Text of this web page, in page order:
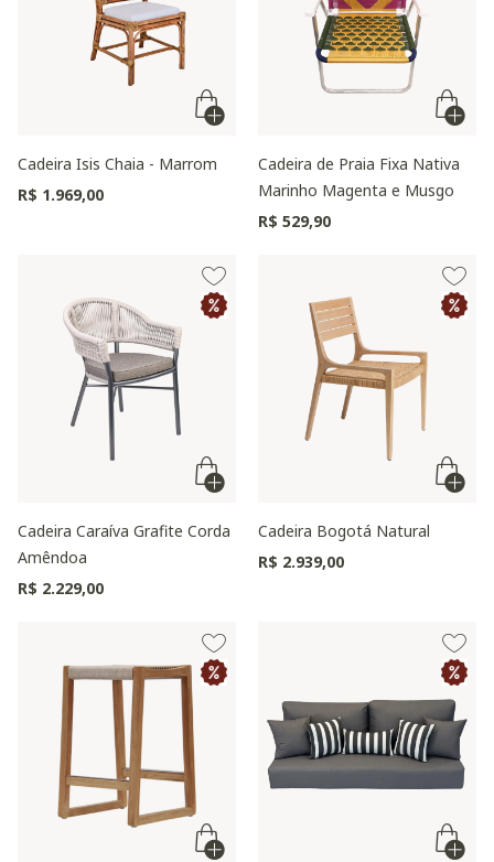
Cadeira Isis Chaia - Marrom
R$ 1.969,00
Cadeira de Praia Fixa Nativa
Marinho Magenta e Musgo
R$ 529,90
Cadeira Caraíva Grafite Corda
Amêndoa
R$ 2.229,00
Cadeira Bogotá Natural
R$ 2.939,00